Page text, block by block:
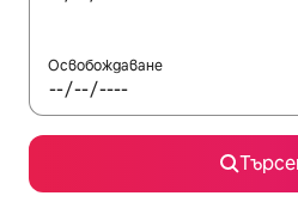
Освобождаване